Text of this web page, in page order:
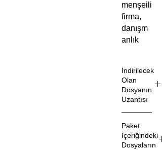
menşeili
firma,
danışm
anlık
her gün
bu
profesy
dijital
pazarla
ma
İndirilecek
Olan
Dosyanın
Uzantısı
Paket
İçeriğindeki
Dosyaların